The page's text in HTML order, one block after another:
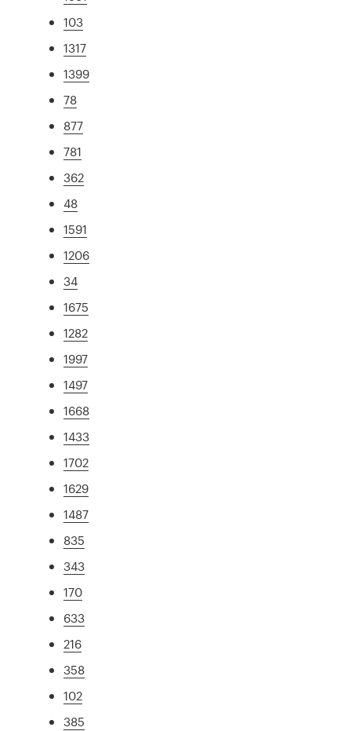
103
1317
1399
78
877
781
362
48
1591
1206
34
1675
1282
1997
1497
1668
1433
1702
1629
1487
835
343
170
633
216
358
102
385